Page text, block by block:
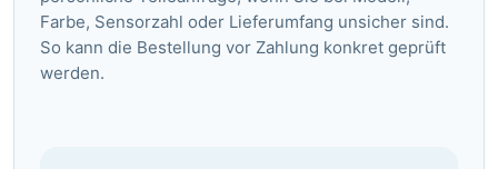
Farbe, Sensorzahl oder Lieferumfang unsicher sind.
So kann die Bestellung vor Zahlung konkret geprüft
werden.